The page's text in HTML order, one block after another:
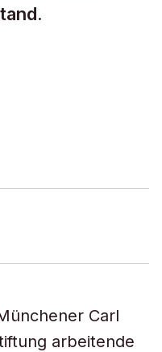
Carl
arbeitende